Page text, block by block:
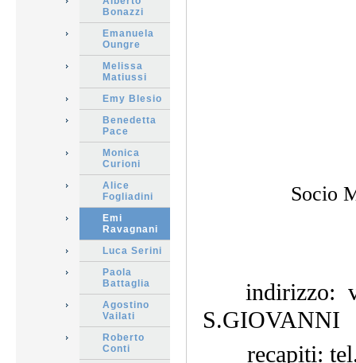
Bonazzi
Emanuela
Oungre
Melissa
Matiussi
Emy Blesio
Benedetta
Pace
Monica
Curioni
Alice
Fogliadini
Emi
Ravagnani
Luca Serini
Paola
Battaglia
Agostino
Vailati
Roberto
Conti
Socio
indirizzo:
S.GIOVANNI
recapiti: tel.